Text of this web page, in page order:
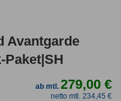
Avantgarde
Paket|SH
ab mtl.279,00 €
netto mtl. 234,45 €